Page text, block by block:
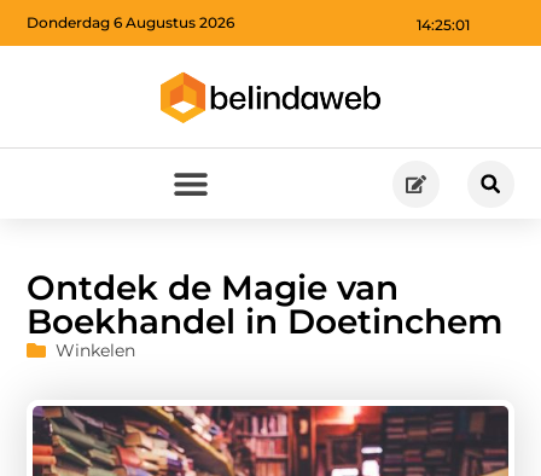
14:25:02
Donderdag 6 Augustus 2026
Ontdek de Magie van
Boekhandel in Doetinchem
Winkelen